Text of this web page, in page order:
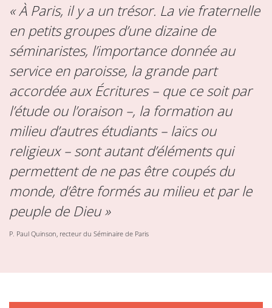
« À Paris, il y a un trésor. La vie fraternelle
en petits groupes d’une dizaine de
séminaristes, l’importance donnée au
service en paroisse, la grande part
accordée aux Écritures – que ce soit par
l’étude ou l’oraison –, la formation au
milieu d’autres étudiants – laïcs ou
religieux – sont autant d’éléments qui
permettent de ne pas être coupés du
monde, d’être formés au milieu et par le
peuple de Dieu »
P. Paul Quinson, recteur du Séminaire de Paris